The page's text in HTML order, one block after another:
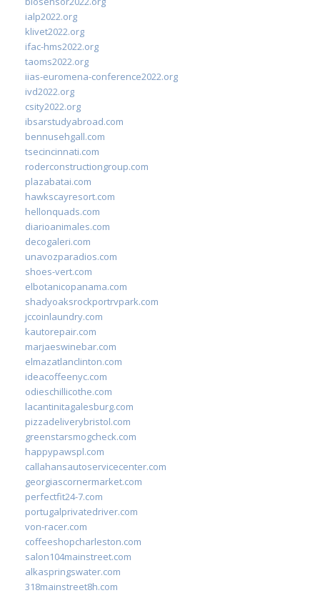
ialp2022.org
klivet2022.org
ifac-hms2022.org
taoms2022.org
iias-euromena-conference2022.org
ivd2022.org
csity2022.org
ibsarstudyabroad.com
bennusehgall.com
tsecincinnati.com
roderconstructiongroup.com
plazabatai.com
hawkscayresort.com
hellonquads.com
diarioanimales.com
decogaleri.com
unavozparadios.com
shoes-vert.com
elbotanicopanama.com
shadyoaksrockportrvpark.com
jccoinlaundry.com
kautorepair.com
marjaeswinebar.com
elmazatlanclinton.com
ideacoffeenyc.com
odieschillicothe.com
lacantinitagalesburg.com
pizzadeliverybristol.com
greenstarsmogcheck.com
happypawspl.com
callahansautoservicecenter.com
georgiascornermarket.com
perfectfit24-7.com
portugalprivatedriver.com
von-racer.com
coffeeshopcharleston.com
salon104mainstreet.com
alkaspringswater.com
318mainstreet8h.com